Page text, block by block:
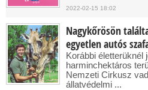
2022-02-15 18:02
Nagykőrösön
egyetlen autós
Korábbi életterüknél
harminchektáros
Nemzeti Cirkusz
állatvédelmi ...